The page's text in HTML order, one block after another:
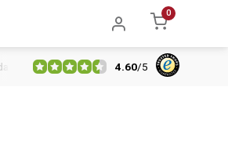
0
Vertrouwd online sinds 2006
4.60/5